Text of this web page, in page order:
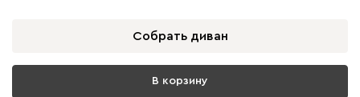
Собрать диван
В корзину